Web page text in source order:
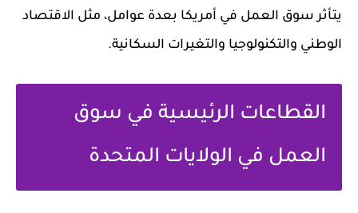
يتأثر سوق العمل في أمريكا بعدة عوامل، مثل الاقتصاد
الوطني والتكنولوجيا والتغيرات السكانية.
القطاعات الرئيسية في سوق
العمل في الولايات المتحدة